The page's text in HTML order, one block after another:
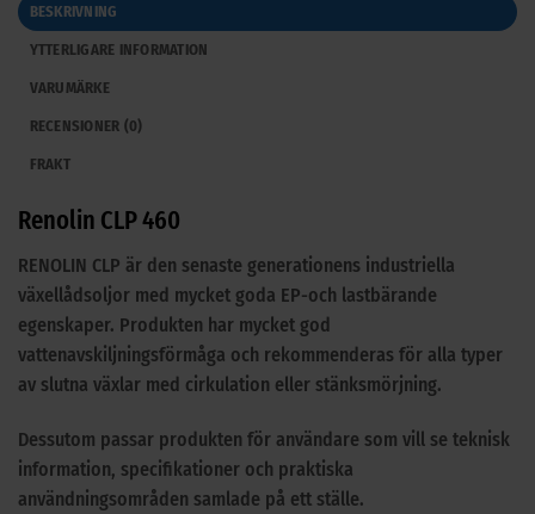
BESKRIVNING
YTTERLIGARE INFORMATION
VARUMÄRKE
RECENSIONER (0)
FRAKT
Renolin CLP 460
RENOLIN CLP är den senaste generationens industriella
växellådsoljor med mycket goda EP-och lastbärande
egenskaper. Produkten har mycket god
vattenavskiljningsförmåga och rekommenderas för alla typer
av slutna växlar med cirkulation eller stänksmörjning.
Dessutom passar produkten för användare som vill se teknisk
information, specifikationer och praktiska
användningsområden samlade på ett ställe.